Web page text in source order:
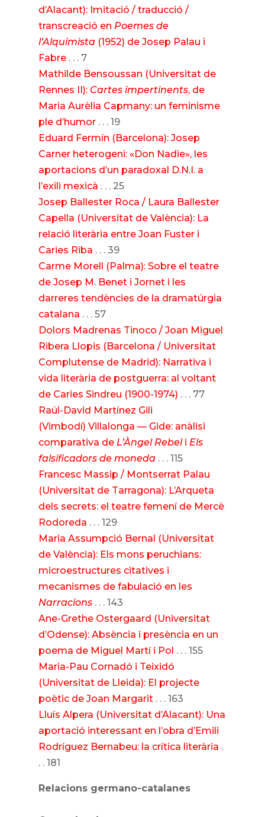
d’Alacant): Imitació / traducció /
transcreació en Poemes de
l’Alquimista(1952) de Josep Palau i
Fabre. . . 7
Mathilde Bensoussan (Universitat de
Rennes II): Cartes impertinents, de
Maria Aurèlia Capmany: un feminisme
ple d’humor. . . 19
Eduard Fermín (Barcelona): Josep
Carner heterogeni: «Don Nadie», les
aportacions d’un paradoxal D.N.I. a
l’exili mexicà . . . 25
Josep Ballester Roca / Laura Ballester
Capella (Universitat de València): La
relació literària entre Joan Fuster i
Caries Riba . . . 39
Carme Morell (Palma): Sobre el teatre
de Josep M. Benet i Jornet i les
darreres tendències de la dramatúrgia
catalana . . . 57
Dolors Madrenas Tinoco / Joan Miguel
Ribera Llopis (Barcelona / Universitat
Complutense de Madrid): Narrativa i
vida literària de postguerra: al voltant
de Caries Sindreu (1900-1974) . . . 77
Raül-David Martínez Gili
(Vimbodí) Villalonga — Gide: anàlisi
comparativa de L’Àngel Rebeli Els
falsificadors de moneda. . . 115
Francesc Massip / Montserrat Palau
(Universitat de Tarragona): L’Arqueta
dels secrets: el teatre femení de Mercè
Rodoreda . . . 129
Maria Assumpció Bernal (Universitat
de València): Els mons peruchians:
microestructures citatives i
mecanismes de fabulació en les
Narracions. . . 143
Ane-Grethe Ostergaard (Universitat
d’Odense): Absència i presència en un
poema de Miguel Martí i Pol . . . 155
Maria-Pau Cornadó i Teixidó
(Universitat de Lleida): El projecte
poètic de Joan Margarit. . . 163
Lluís Alpera (Universitat d’Alacant): Una
aportació interessant en l’obra d’Emili
Rodríguez Bernabeu: la crítica literària .
. . 181
Relacions germano-catalanes